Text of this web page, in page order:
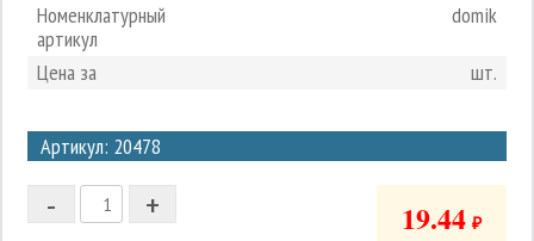
Номенклатурный
артикул
domik
Цена за шт.
Артикул: 20478
2
1
+
- 19.44 ₽